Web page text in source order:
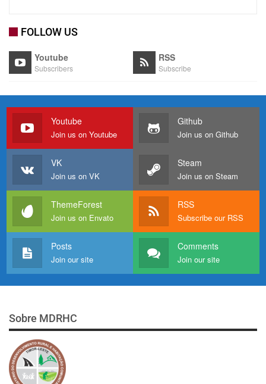
FOLLOW US
Youtube
Subscribers
RSS
Subscribe
Youtube
Join us on Youtube
Github
Join us on Github
VK
Join us on VK
Steam
Join us on Steam
ThemeForest
Join us on Envato
RSS
Subscribe our RSS
Posts
Join our site
Comments
Join our site
Sobre MDRHC